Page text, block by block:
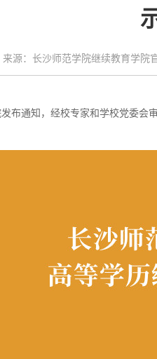
来源：长沙师范学院继续教育学院
布通知，经校专家和学校党委会